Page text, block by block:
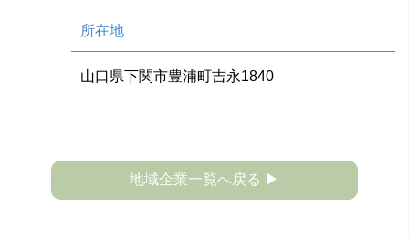
所在地
山口県下関市豊浦町吉永1840
地域企業一覧へ戻る ▶